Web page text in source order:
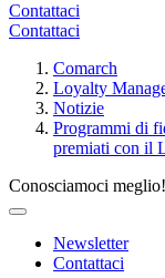
Contattaci
Contattaci
Comarch
Loyalty
Notizie
Programmi di
premiati con il
Conosciamoci meglio!
Newsletter
Contattaci